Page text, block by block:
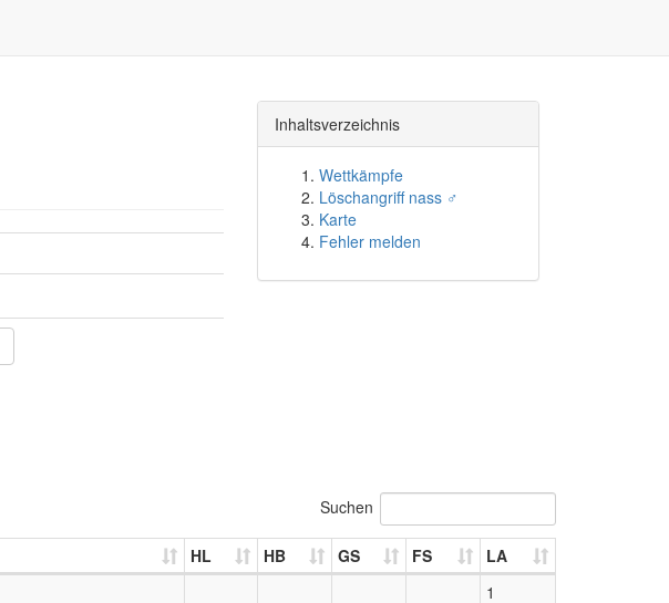
Inhaltsverzeichnis
Wettkämpfe
Löschangriff nass ♂
Karte
Fehler melden
Suchen
HL HB GS FS
LA
1